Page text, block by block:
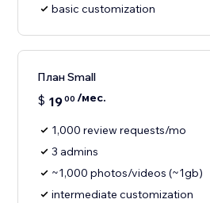
basic customization
План Small
$ 1900 /мес.
1,000 review requests/mo
3 admins
~1,000 photos/videos (~1gb)
intermediate customization